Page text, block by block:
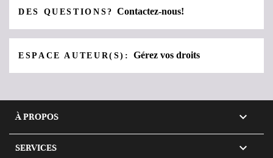
DES QUESTIONS?Contactez-nous!
ESPACE AUTEUR(S):Gérez vos droits
À PROPOS 
SERVICES 